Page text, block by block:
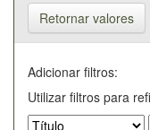
Retornar valores
Adicionar filtros:
Utilizar filtros para